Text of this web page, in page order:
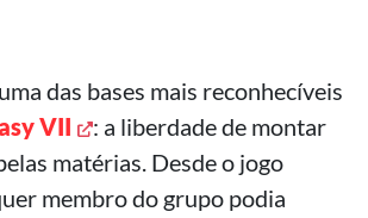
das bases mais reconhecíveis
VII
: a liberdade de montar
matérias. Desde o jogo
membro do grupo podia